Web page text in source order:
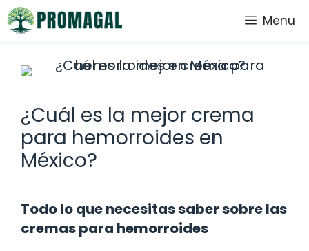
Saltar
al
Menu
¿Cuál es la mejor crema
para hemorroides en
México?
Todo lo que necesitas saber sobre las
cremas para hemorroides